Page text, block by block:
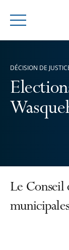
Menu
DÉCISION DE
Le Conseil